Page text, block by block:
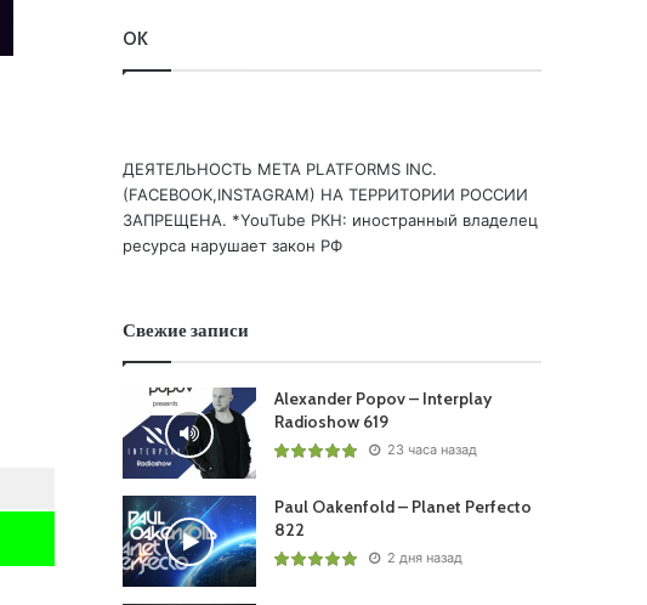
OK
ДЕЯТЕЛЬНОСТЬ МЕТА PLATFORMS INC.
(FACEBOOK,INSTAGRAM) НА ТЕРРИТОРИИ РОССИИ
ЗАПРЕЩЕНА. *YouTube РКН: иностранный владелец
ресурса нарушает закон РФ
Свежие записи
Alexander Popov – Interplay
Radioshow 619
23 часа назад
Paul Oakenfold – Planet Perfecto
822
2 дня назад